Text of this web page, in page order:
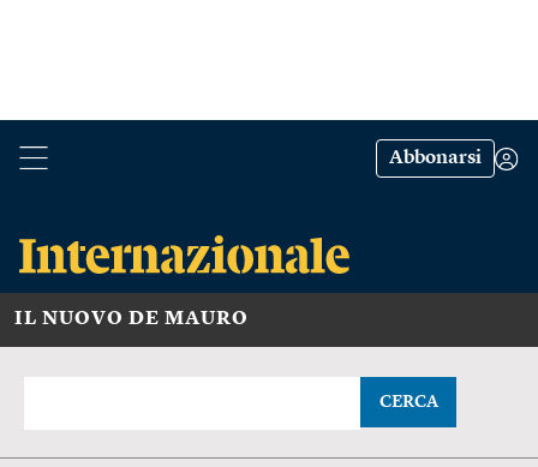
Abbonarsi
IL NUOVO DE MAURO
CERCA